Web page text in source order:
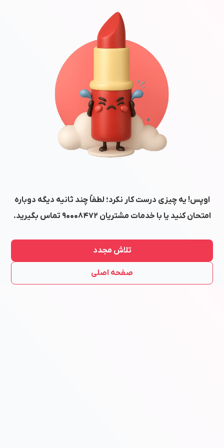
اوپس! یه چیزی درست کار نکرد؛ لطفاً چند ثانیه دیگه دوباره
امتحان کنید یا با خدمات مشتریان ۹۰۰۰۸۴۷۲ تماس بگیرید.
تلاش مجدد
صفحه اصلی